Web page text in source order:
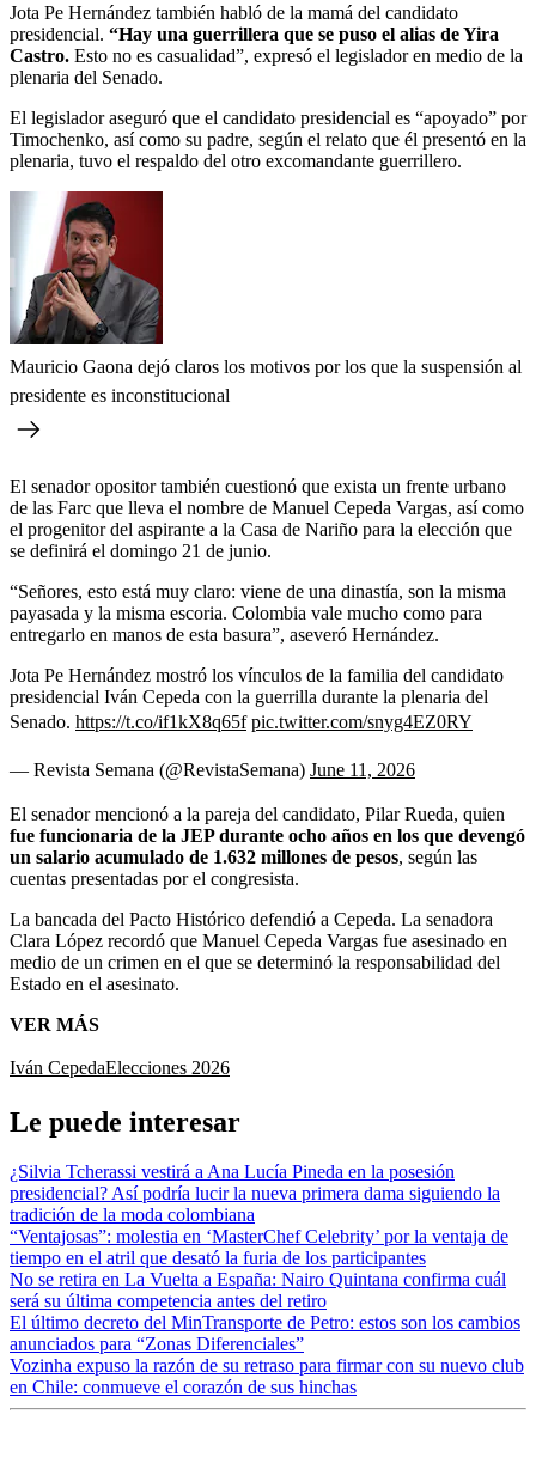
Jota Pe Hernández también habló de la mamá del candidato
presidencial. “Hay una guerrillera que se puso el alias de Yira
Castro. Esto no es casualidad”, expresó el legislador en medio de la
plenaria del Senado.
El legislador aseguró que el candidato presidencial es “apoyado” por
Timochenko, así como su padre, según el relato que él presentó en la
plenaria, tuvo el respaldo del otro excomandante guerrillero.
Mauricio Gaona dejó claros los motivos por los que la suspensión al
presidente es inconstitucional
El senador opositor también cuestionó que exista un frente urbano
de las Farc que lleva el nombre de Manuel Cepeda Vargas, así como
el progenitor del aspirante a la Casa de Nariño para la elección que
se definirá el domingo 21 de junio.
“Señores, esto está muy claro: viene de una dinastía, son la misma
payasada y la misma escoria. Colombia vale mucho como para
entregarlo en manos de esta basura”, aseveró Hernández.
Jota Pe Hernández mostró los vínculos de la familia del candidato
presidencial Iván Cepeda con la guerrilla durante la plenaria del
Senado. https://t.co/if1kX8q65f pic.twitter.com/snyg4EZ0RY
— Revista Semana (@RevistaSemana) June 11, 2026
El senador mencionó a la pareja del candidato, Pilar Rueda, quien
fue funcionaria de la JEP durante ocho años en los que devengó
un salario acumulado de 1.632 millones de pesos, según las
cuentas presentadas por el congresista.
La bancada del Pacto Histórico defendió a Cepeda. La senadora
Clara López recordó que Manuel Cepeda Vargas fue asesinado en
medio de un crimen en el que se determinó la responsabilidad del
Estado en el asesinato.
VER MÁS
Iván CepedaElecciones 2026
Le puede interesar
¿Silvia Tcherassi vestirá a Ana Lucía Pineda en la posesión
presidencial? Así podría lucir la nueva primera dama siguiendo la
tradición de la moda colombiana
“Ventajosas”: molestia en ‘MasterChef Celebrity’ por la ventaja de
tiempo en el atril que desató la furia de los participantes
No se retira en La Vuelta a España: Nairo Quintana confirma cuál
será su última competencia antes del retiro
El último decreto del MinTransporte de Petro: estos son los cambios
anunciados para “Zonas Diferenciales”
Vozinha expuso la razón de su retraso para firmar con su nuevo club
en Chile: conmueve el corazón de sus hinchas